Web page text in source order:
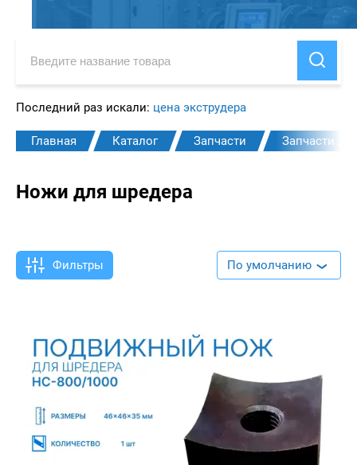
Последний раз искали: цена экструдера
Главная Каталог Запчасти Запчасти
Ножи для шредера
Фильтры По умолчанию